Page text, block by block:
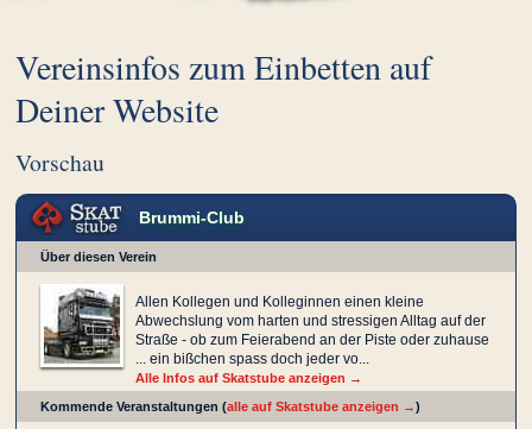
Vereinsinfos zum Einbetten auf
Deiner Website
Vorschau
Brummi-Club
Über diesen Verein
Allen Kollegen und Kolleginnen einen kleine
Abwechslung vom harten und stressigen Alltag auf der
Straße - ob zum Feierabend an der Piste oder zuhause
... ein bißchen spass doch jeder vo...
Alle Infos auf Skatstube anzeigen →
Kommende Veranstaltungen (alle auf Skatstube anzeigen →)